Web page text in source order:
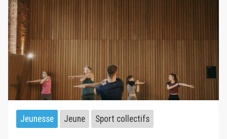
Jeunesse Jeune Sport collectifs